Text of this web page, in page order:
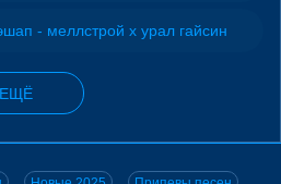
- меллстрой х урал гайсин